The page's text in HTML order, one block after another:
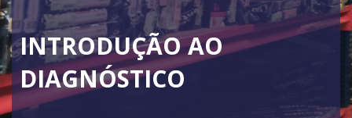
INTRODUÇÃO AO
DIAGNÓSTICO